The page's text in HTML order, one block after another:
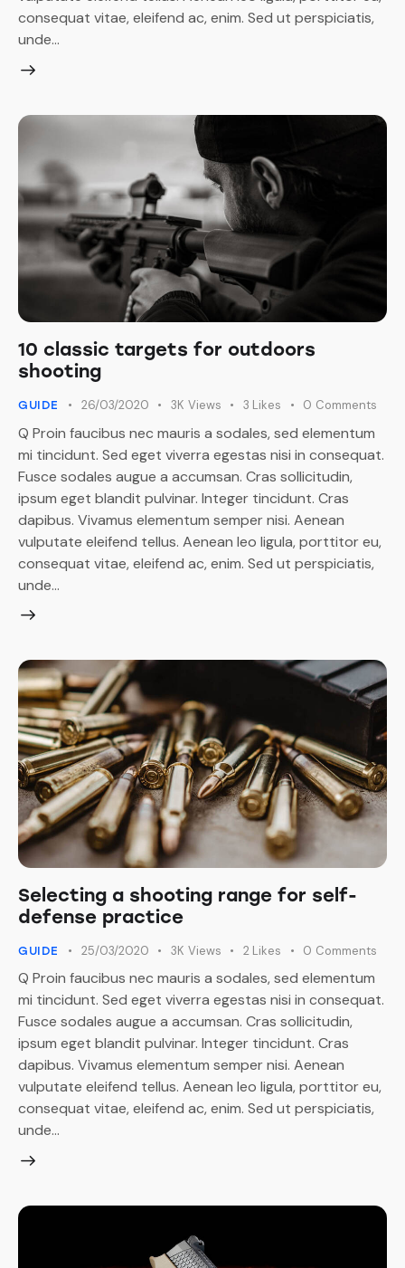
consequat vitae, eleifend ac, enim. Sed ut perspiciatis,
unde…
10 classic targets for outdoors
shooting
GUIDE 26/03/2020 3K Views 3 Likes 0 Comments
Q Proin faucibus nec mauris a sodales, sed elementum
mi tincidunt. Sed eget viverra egestas nisi in consequat.
Fusce sodales augue a accumsan. Cras sollicitudin,
ipsum eget blandit pulvinar. Integer tincidunt. Cras
dapibus. Vivamus elementum semper nisi. Aenean
vulputate eleifend tellus. Aenean leo ligula, porttitor eu,
consequat vitae, eleifend ac, enim. Sed ut perspiciatis,
unde…
Selecting a shooting range for self-
defense practice
GUIDE 25/03/2020 3K Views 2 Likes 0 Comments
Q Proin faucibus nec mauris a sodales, sed elementum
mi tincidunt. Sed eget viverra egestas nisi in consequat.
Fusce sodales augue a accumsan. Cras sollicitudin,
ipsum eget blandit pulvinar. Integer tincidunt. Cras
dapibus. Vivamus elementum semper nisi. Aenean
vulputate eleifend tellus. Aenean leo ligula, porttitor eu,
consequat vitae, eleifend ac, enim. Sed ut perspiciatis,
unde…